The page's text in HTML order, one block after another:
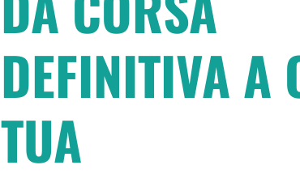
DEFINITIVA A
TUA